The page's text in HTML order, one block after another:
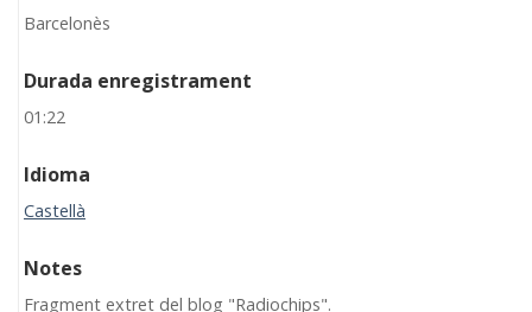
Barcelonès
Durada enregistrament
01:22
Idioma
Castellà
Notes
Fragment extret del blog "Radiochips".